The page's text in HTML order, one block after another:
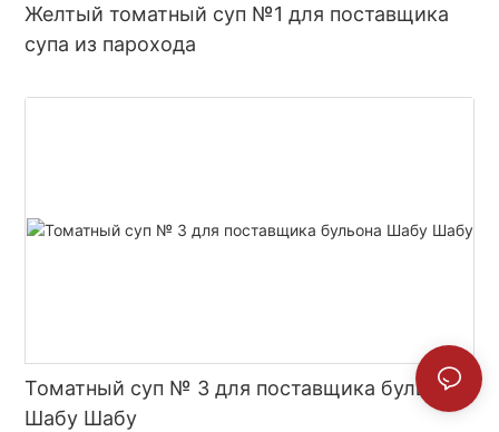
Желтый томатный суп №1 для поставщика
супа из парохода
Томатный суп № 3 для поставщика бульона
Шабу Шабу